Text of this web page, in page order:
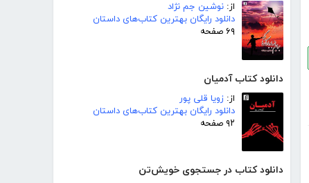
از: نوشین جم نژاد
دانلود رایگان بهترین کتاب‌های داستان
۶۹ صفحه
دانلود کتاب آدمیان
از: زویا قلی پور
دانلود رایگان بهترین کتاب‌های داستان
۹۲ صفحه
دانلود کتاب در جستجوی خویش‌تن